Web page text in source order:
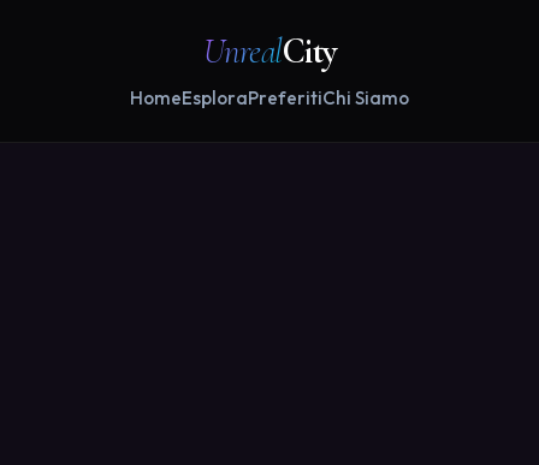
UnrealCity
HomeEsploraPreferitiChi Siamo